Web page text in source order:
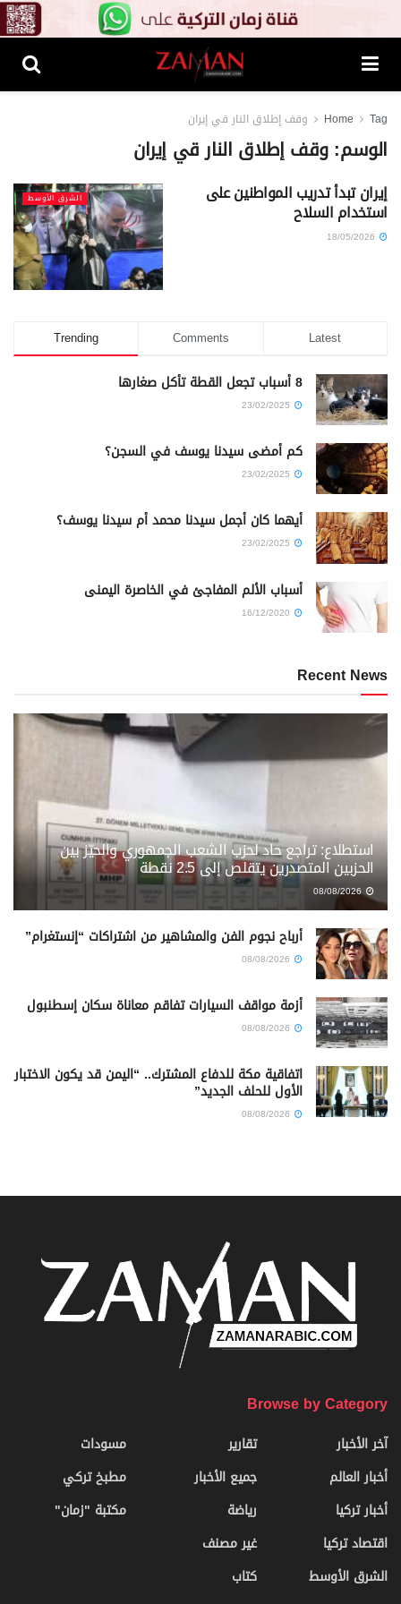
Home Tag وقف إطلاق النار قي إيران
الوسم:وقف إطلاق النار قي إيران
الشرق الأوسط إيران تبدأ تدريب المواطنين على
استخدام السلاح
Trending Comments Latest
8 أسباب تجعل القطة تأكل صغارها
كم أمضى سيدنا يوسف في السجن؟
أيهما كان أجمل سيدنا محمد أم سيدنا يوسف؟
أسباب الألم المفاجئ في الخاصرة اليمنى
Recent News
استطلاع: تراجع حاد لحزب الشعب الجمهوري والحيّز بين
الحزبين المتصدرين يتقلص إلى 2.5 نقطة
08/08/2026
أرباح نجوم الفن والمشاهير من اشتراكات “إنستغرام”
أزمة مواقف السيارات تفاقم معاناة سكان إسطنبول
اتفاقية مكة للدفاع المشترك.. “اليمن قد يكون الاختبار
الأول للحلف الجديد”
Browse by Category
آخر الأخبار
أخبار العالم
أخبار تركيا
اقتصاد تركيا
الشرق الأوسط
تقارير
جميع الأخبار
رياضة
غير مصنف
كتاب
مسودات
مطبخ تركي
مكتبة "زمان"